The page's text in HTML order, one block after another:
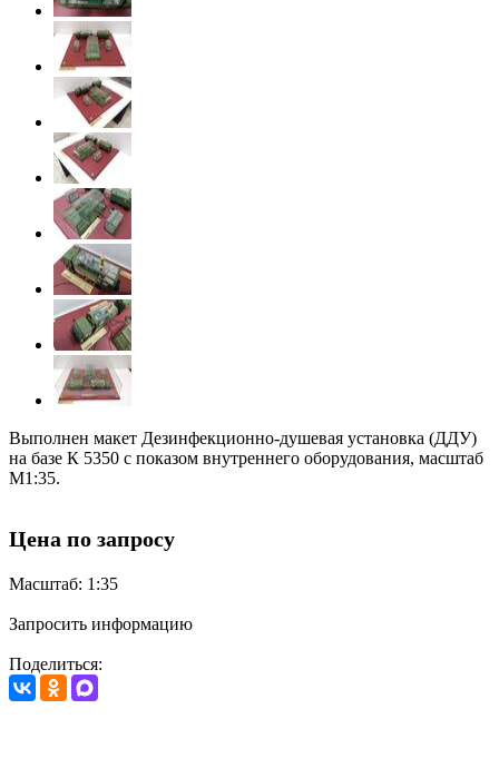
Выполнен макет Дезинфекционно-душевая установка (ДДУ)
на базе К 5350 с показом внутреннего оборудования, масштаб
М1:35.
Цена по запросу
Масштаб: 1:35
Запросить информацию
Поделиться: